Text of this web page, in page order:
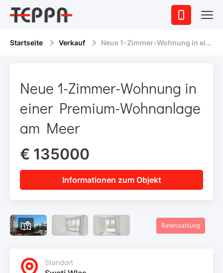
Startseite Verkauf Neue 1-Zimmer-Wohnung in einer Premium-Wohnanlage am Meer
Neue 1-Zimmer-Wohnung in
einer Premium-Wohnanlage
am Meer
€ 135000
Informationen zum Objekt
Ratenzahlung
Standort